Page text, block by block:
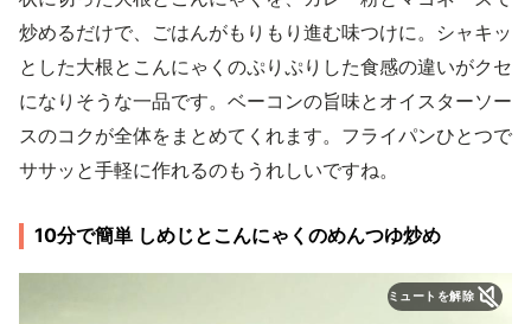
炒めるだけで、ごはんがもりもり進む味つけに。シャキッ
とした大根とこんにゃくのぷりぷりした食感の違いがクセ
になりそうな一品です。ベーコンの旨味とオイスターソー
スのコクが全体をまとめてくれます。フライパンひとつで
ササッと手軽に作れるのもうれしいですね。
10分で簡単 しめじとこんにゃくのめんつゆ炒め
ミュートを解除